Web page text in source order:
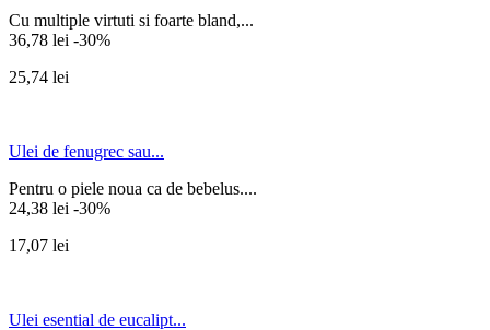
Cu multiple virtuti si foarte bland,...
36,78 lei -30%
25,74 lei
Ulei de fenugrec sau...
Pentru o piele noua ca de bebelus....
24,38 lei -30%
17,07 lei
Ulei esential de eucalipt...